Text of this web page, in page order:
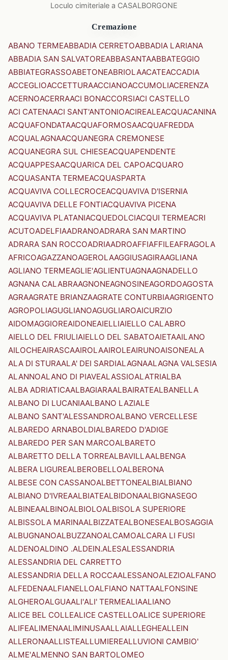
Loculo cimiteriale a CASALBORGONE
Cremazione
ABANO TERMEABBADIA CERRETOABBADIA LARIANA
ABBADIA SAN SALVATOREABBASANTAABBATEGGIO
ABBIATEGRASSOABETONEABRIOLAACATEACCADIA
ACCEGLIOACCETTURAACCIANOACCUMOLIACERENZA
ACERNOACERRAACI BONACCORSIACI CASTELLO
ACI CATENAACI SANT'ANTONIOACIREALEACQUACANINA
ACQUAFONDATAACQUAFORMOSAACQUAFREDDA
ACQUALAGNAACQUANEGRA CREMONESE
ACQUANEGRA SUL CHIESEACQUAPENDENTE
ACQUAPPESAACQUARICA DEL CAPOACQUARO
ACQUASANTA TERMEACQUASPARTA
ACQUAVIVA COLLECROCEACQUAVIVA D'ISERNIA
ACQUAVIVA DELLE FONTIACQUAVIVA PICENA
ACQUAVIVA PLATANIACQUEDOLCIACQUI TERMEACRI
ACUTOADELFIAADRANOADRARA SAN MARTINO
ADRARA SAN ROCCOADRIAADROAFFIAFFILEAFRAGOLA
AFRICOAGAZZANOAGEROLAAGGIUSAGIRAAGLIANA
AGLIANO TERMEAGLIE'AGLIENTUAGNAAGNADELLO
AGNANA CALABRAAGNONEAGNOSINEAGORDOAGOSTA
AGRAAGRATE BRIANZAAGRATE CONTURBIAAGRIGENTO
AGROPOLIAGUGLIANOAGUGLIAROAICURZIO
AIDOMAGGIOREAIDONEAIELLIAIELLO CALABRO
AIELLO DEL FRIULIAIELLO DEL SABATOAIETAAILANO
AILOCHEAIRASCAAIROLAAIROLEAIRUNOAISONEALA
ALA DI STURAALA' DEI SARDIALAGNAALAGNA VALSESIA
ALANNOALANO DI PIAVEALASSIOALATRIALBA
ALBA ADRIATICAALBAGIARAALBAIRATEALBANELLA
ALBANO DI LUCANIAALBANO LAZIALE
ALBANO SANT'ALESSANDROALBANO VERCELLESE
ALBAREDO ARNABOLDIALBAREDO D'ADIGE
ALBAREDO PER SAN MARCOALBARETO
ALBARETTO DELLA TORREALBAVILLAALBENGA
ALBERA LIGUREALBEROBELLOALBERONA
ALBESE CON CASSANOALBETTONEALBIALBIANO
ALBIANO D'IVREAALBIATEALBIDONAALBIGNASEGO
ALBINEAALBINOALBIOLOALBISOLA SUPERIORE
ALBISSOLA MARINAALBIZZATEALBONESEALBOSAGGIA
ALBUGNANOALBUZZANOALCAMOALCARA LI FUSI
ALDENOALDINO .ALDEIN.ALESALESSANDRIA
ALESSANDRIA DEL CARRETTO
ALESSANDRIA DELLA ROCCAALESSANOALEZIOALFANO
ALFEDENAALFIANELLOALFIANO NATTAALFONSINE
ALGHEROALGUAALI'ALI' TERMEALIAALIANO
ALICE BEL COLLEALICE CASTELLOALICE SUPERIORE
ALIFEALIMENAALIMINUSAALLAIALLEGHEALLEIN
ALLERONAALLISTEALLUMIEREALLUVIONI CAMBIO'
ALME'ALMENNO SAN BARTOLOMEO